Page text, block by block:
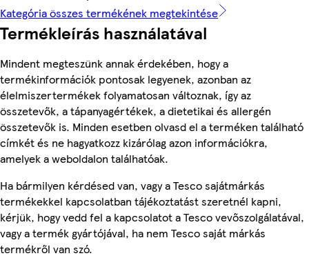
Kategória összes termékének megtekintése
Termékleírás használatával
Mindent megteszünk annak érdekében, hogy a
termékinformációk pontosak legyenek, azonban az
élelmiszertermékek folyamatosan változnak, így az
összetevők, a tápanyagértékek, a dietetikai és allergén
összetevők is. Minden esetben olvasd el a terméken található
címkét és ne hagyatkozz kizárólag azon információkra,
amelyek a weboldalon találhatóak.
Ha bármilyen kérdésed van, vagy a Tesco sajátmárkás
termékekkel kapcsolatban tájékoztatást szeretnél kapni,
kérjük, hogy vedd fel a kapcsolatot a Tesco vevőszolgálatával,
vagy a termék gyártójával, ha nem Tesco saját márkás
termékről van szó.